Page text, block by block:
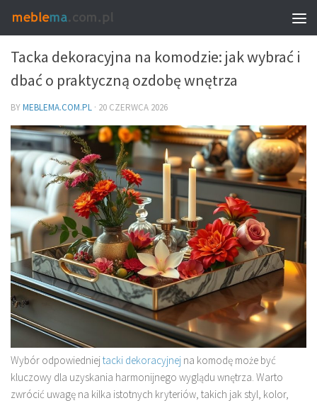
DEKORACJE I DODATKI – DOBÓR DO WNĘTRZA
Tacka dekoracyjna na komodzie: jak wybrać i
dbać o praktyczną ozdobę wnętrza
BYMEBLEMA.COM.PL · 20 CZERWCA 2026
Wybór odpowiedniejtacki dekoracyjnej na komodę może być
kluczowy dla uzyskania harmonijnego wyglądu wnętrza. Warto
zwrócić uwagę na kilka istotnych kryteriów, takich jak styl, kolor,